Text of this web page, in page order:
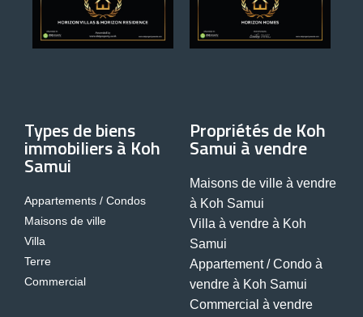
Types de biens
immobiliers à Koh
Samui
Appartements / Condos
Maisons de ville
Villa
Terre
Commercial
Propriétés de Koh
Samui à vendre
Maisons de ville à vendre
à Koh Samui
Villa à vendre à Koh
Samui
Appartement / Condo à
vendre à Koh Samui
Commercial à vendre